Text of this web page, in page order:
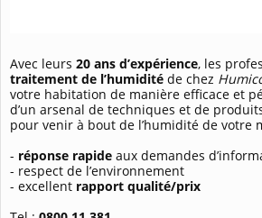
Avec leurs 20 ans d’expérience, les
traitement de l’humidité de chez
votre habitation de manière efficace et
d’un arsenal de techniques et de
pour venir à bout de l’humidité de votre
- réponse rapide aux demandes
- respect de l’environnement
- excellent rapport qualité/prix